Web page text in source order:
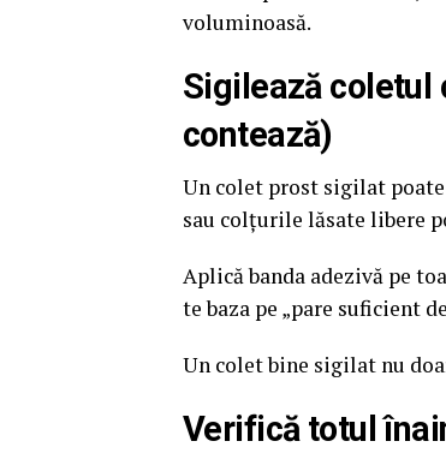
voluminoasă.
Sigilează coletul
contează)
Un colet prost sigilat
sau colțurile lăsate libere
Aplică banda adezivă pe
te baza pe „pare suficient
Un colet bine sigilat nu
Verifică totul